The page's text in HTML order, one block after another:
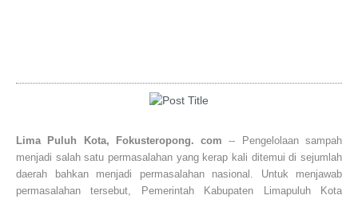
Lima Puluh Kota, Fokusteropong. com -- Pengelolaan sampah
menjadi salah satu permasalahan yang kerap kali ditemui di sejumlah
daerah bahkan menjadi permasalahan nasional. Untuk menjawab
permasalahan tersebut, Pemerintah Kabupaten Limapuluh Kota